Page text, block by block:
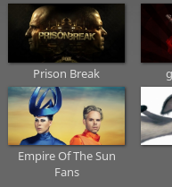
Prison Break
Empire Of The Sun
Fans